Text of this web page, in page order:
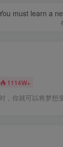
must learn a
1114W+
，你就可以将梦想